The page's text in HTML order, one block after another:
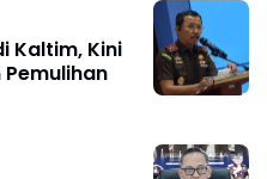
Kaltim, Kini